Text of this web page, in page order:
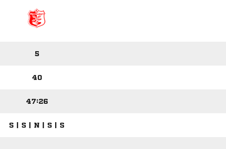
5
40
47:26
S | S | N | S | S